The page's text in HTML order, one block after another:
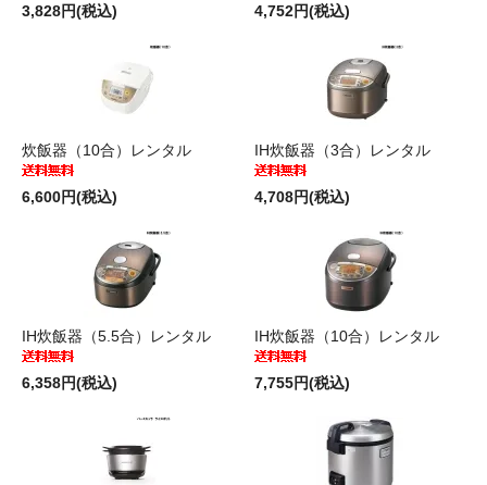
3,828円(税込) 4,752円(税込)
炊飯器（10合）レンタル
6,600円(税込)
IH炊飯器（3合）レンタル
4,708円(税込)
IH炊飯器（5.5合）レンタル
6,358円(税込)
IH炊飯器（10合）レンタル
7,755円(税込)